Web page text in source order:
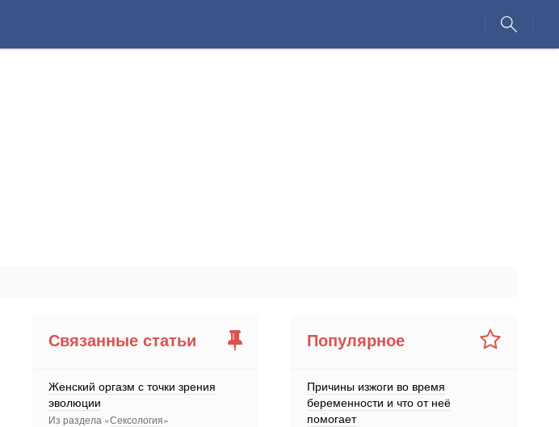
Связанные статьи
Женский оргазм с точки зрения
эволюции
Из раздела «Сексология»
Популярное
Причины изжоги во время
беременности и что от неё
помогает